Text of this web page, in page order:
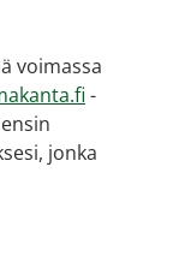
voimassa
-
jonka